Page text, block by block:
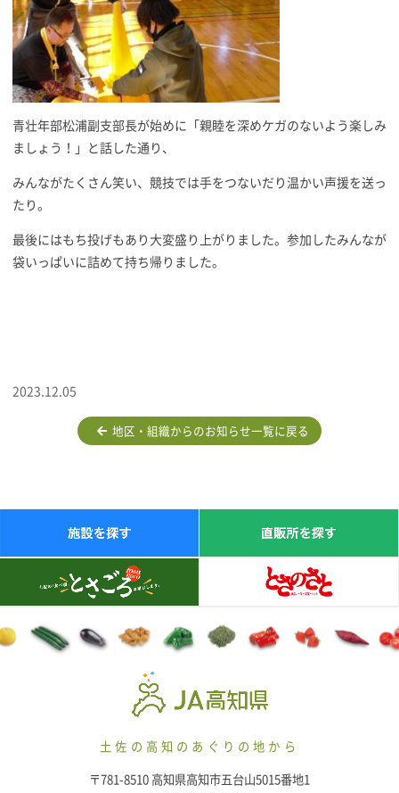
青壮年部松浦副支部長が始めに「親睦を深めケガのないよう楽しみ
ましょう！」と話した通り、
みんながたくさん笑い、競技では手をつないだり温かい声援を送っ
たり。
最後にはもち投げもあり大変盛り上がりました。参加したみんなが
袋いっぱいに詰めて持ち帰りました。
2023.12.05
地区・組織からのお知らせ一覧に戻る
土佐の高知のあぐりの地から
〒781-8510 高知県高知市五台山5015番地1